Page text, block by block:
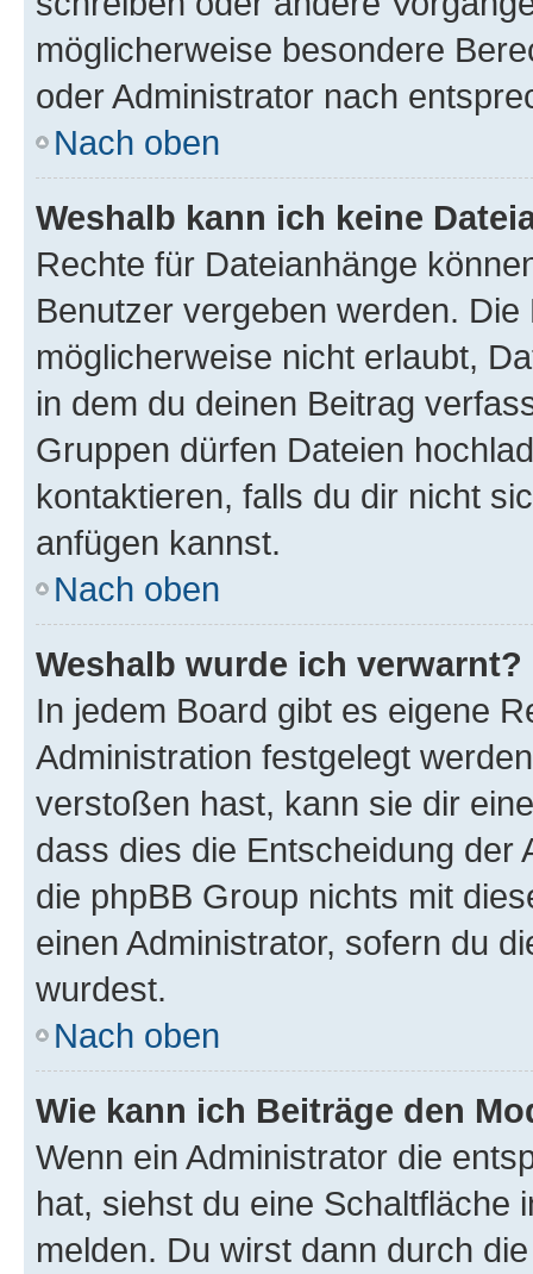
möglicherweise besondere
oder Administrator nach
Nach oben
Weshalb kann ich keine
Rechte für Dateianhänge
Benutzer vergeben werden.
möglicherweise nicht erlaubt,
in dem du deinen Beitrag
Gruppen dürfen Dateien
kontaktieren, falls du dir nicht
anfügen kannst.
Nach oben
Weshalb wurde ich verwarnt?
In jedem Board gibt es eigene
Administration festgelegt
verstoßen hast, kann sie dir
dass dies die Entscheidung der
die phpBB Group nichts mit
einen Administrator, sofern du
wurdest.
Nach oben
Wie kann ich Beiträge den
Wenn ein Administrator die
hat, siehst du eine Schaltfläche
melden. Du wirst dann durch